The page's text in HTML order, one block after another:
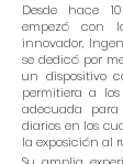
Desde hace
empezó con
innovador,
se dedicó por
un dispositivo
permitiera a
adecuada
diarios en los
la exposición al